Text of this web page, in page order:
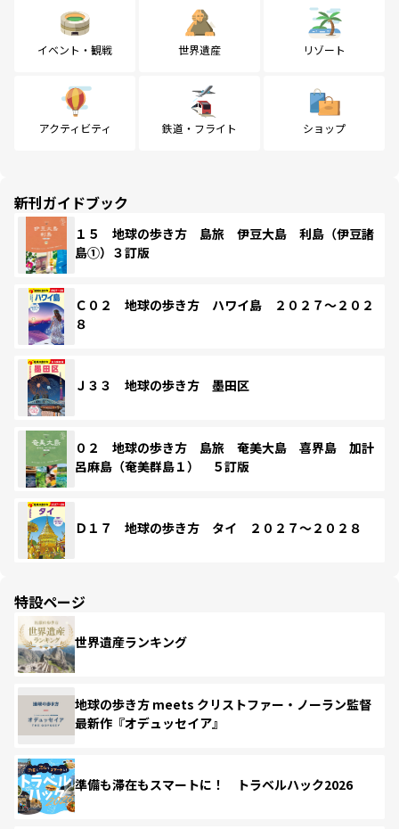
イベント・観戦 世界遺産 リゾート
アクティビティ 鉄道・フライト ショップ
新刊ガイドブック
１５ 地球の歩き方 島旅 伊豆大島 利島（伊豆諸
島①）３訂版
Ｃ０２ 地球の歩き方 ハワイ島 ２０２７～２０２
８
Ｊ３３ 地球の歩き方 墨田区
０２ 地球の歩き方 島旅 奄美大島 喜界島 加計
呂麻島（奄美群島１） ５訂版
Ｄ１７ 地球の歩き方 タイ ２０２７～２０２８
特設ページ
世界遺産ランキング
地球の歩き方 meets クリストファー・ノーラン監督
最新作『オデュッセイア』
準備も滞在もスマートに！ トラベルハック2026